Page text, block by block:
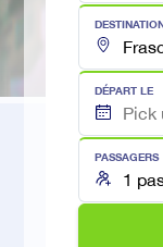
DÉPART LE
PASSAGERS